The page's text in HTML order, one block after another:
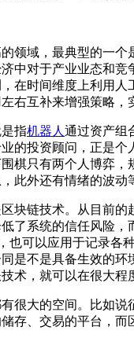
域，最典型的一个
中对于产业业态和
在时间维度上利用
右互补来增强策略
指机器人 通过资产组
的投资顾问，正是
棋只有两个人博弈
此外还有情绪的波动
链技术。从目前的
了系统的信任风险
也可以应用于记录
是不是具备生效的
术，就可以在很大
大的空间。比如说
存、交易的平台，